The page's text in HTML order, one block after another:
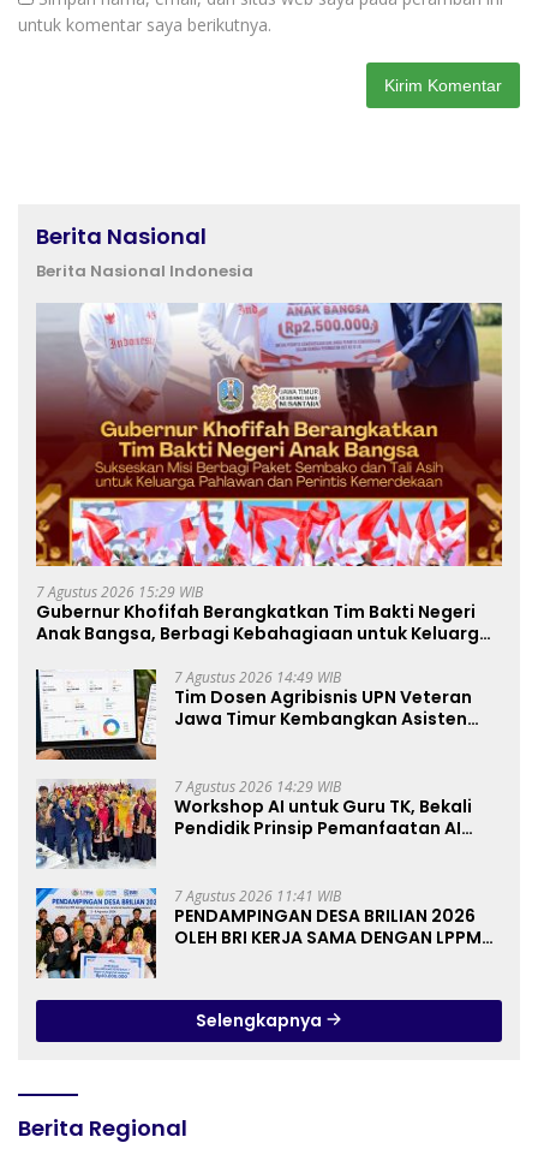
untuk komentar saya berikutnya.
Berita Nasional
Berita Nasional Indonesia
7 Agustus 2026 15:29 WIB
Gubernur Khofifah Berangkatkan Tim Bakti Negeri
Anak Bangsa, Berbagi Kebahagiaan untuk Keluarga
7 Agustus 2026 14:49 WIB
Tim Dosen Agribisnis UPN Veteran
Jawa Timur Kembangkan Asisten
7 Agustus 2026 14:29 WIB
Workshop AI untuk Guru TK, Bekali
Pendidik Prinsip Pemanfaatan AI
7 Agustus 2026 11:41 WIB
PENDAMPINGAN DESA BRILIAN 2026
OLEH BRI KERJA SAMA DENGAN LPPM
Selengkapnya
Berita Regional